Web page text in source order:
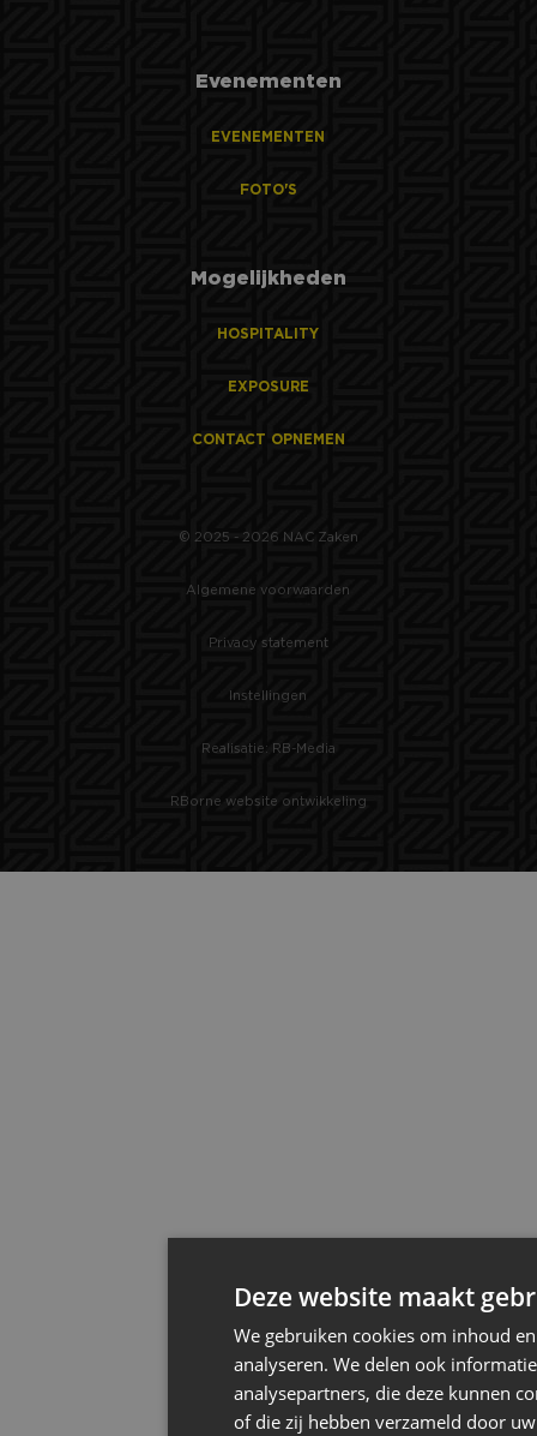
Evenementen
EVENEMENTEN
FOTO'S
Mogelijkheden
HOSPITALITY
EXPOSURE
CONTACT OPNEMEN
© 2025 - 2026 NAC Zaken
Algemene voorwaarden
Privacy statement
Instellingen
Realisatie: RB-Media
RBorne website ontwikkeling
Deze website maakt
We gebruiken cookies om inhoud
analyseren. We delen ook
analysepartners, die deze kunnen
of die zij hebben verzameld door